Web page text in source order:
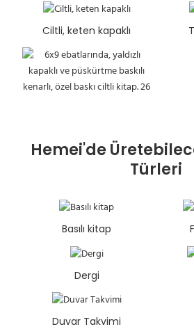
Ciltli, keten kapaklı
Hemei'de
Türleri
Basılı kitap
Dergi
Duvar Takvimi